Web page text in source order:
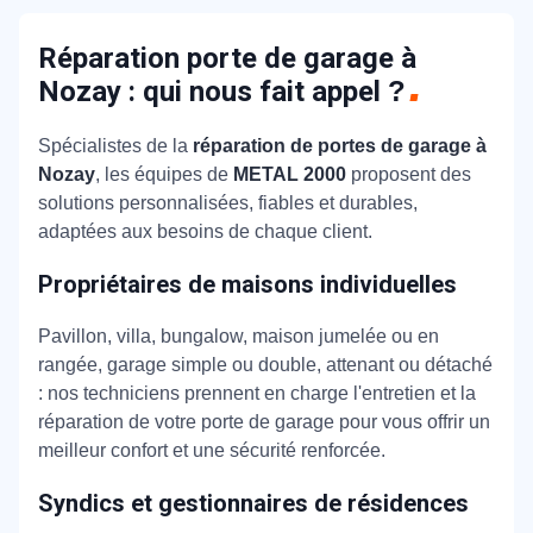
automatisme, lui permettant de répondre
efficacement à toute urgence dans le respect des
délais convenus. Dotés d'outils professionnels
performants et de protections individuelles
adaptées, ils garantissent des interventions à la
fois pérennes et sécurisées.
Réparation porte de garage à
Nozay : qui nous fait appel ?
Spécialistes de la réparation de portes de garage à
Nozay, les équipes de METAL 2000 proposent des
solutions personnalisées, fiables et durables,
adaptées aux besoins de chaque client.
Propriétaires de maisons individuelles
Pavillon, villa, bungalow, maison jumelée ou en
rangée, garage simple ou double, attenant ou détaché
: nos techniciens prennent en charge l'entretien et la
réparation de votre porte de garage pour vous offrir un
meilleur confort et une sécurité renforcée.
Syndics et gestionnaires de résidences